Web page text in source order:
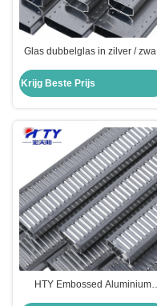
Glas dubbelglas in zilver / zwart
gordijnwandvensters
Krijg Beste Prijs
HTY Embossed Aluminium